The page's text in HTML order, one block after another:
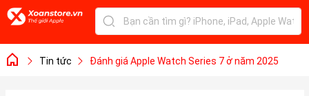
Tin tức Đánh giá Apple Watch Series 7 ở năm 2025